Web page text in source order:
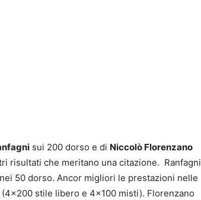
sui 200 dorso e di Niccolò Florenzano
risultati che meritano una citazione. Ranfagni
50 dorso. Ancor migliori le prestazioni nelle
stile libero e 4×100 misti). Florenzano